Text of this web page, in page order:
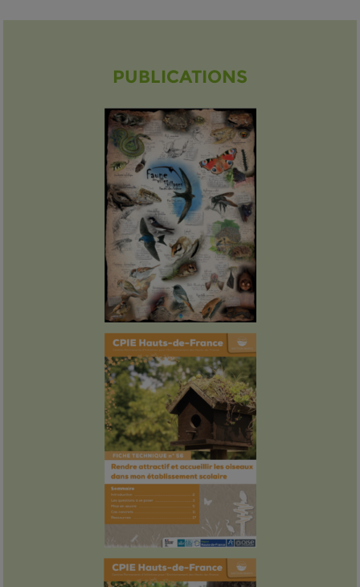
PUBLICATIONS